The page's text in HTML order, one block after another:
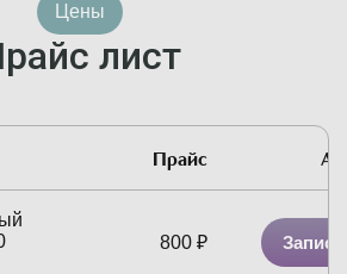
Цены
лист
Прайс
800 ₽